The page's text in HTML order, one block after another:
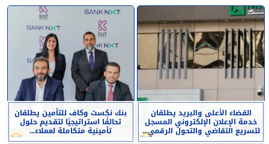
القضاء الأعلى والبريد يطلقان
خدمة الإعلان الإلكتروني المسجل
لتسريع التقاضي والتحول الرقمي...
بنك نكست وكاف للتأمين يطلقان
تحالفًا استراتيجيًا لتقديم حلول
تأمينية متكاملة لعملاء...